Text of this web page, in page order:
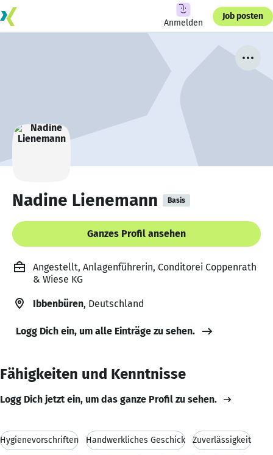
Anmelden
Job posten
Nadine Lienemann Basis
Ganzes Profil ansehen
Angestellt, Anlagenführerin, Conditorei Coppenrath
& Wiese KG
Ibbenbüren, Deutschland
Logg Dich ein, um alle Einträge zu sehen.
Fähigkeiten und Kenntnisse
Logg Dich jetzt ein, um das ganze Profil zu sehen.
Hygienevorschriften Handwerkliches Geschick Zuverlässigkeit